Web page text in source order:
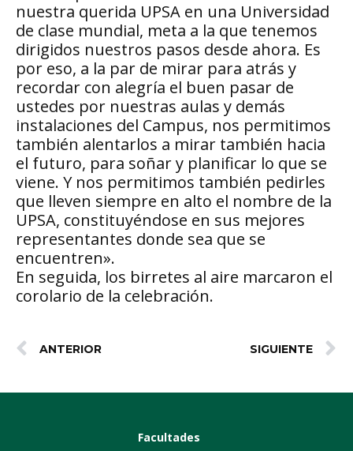
nuestra querida UPSA en una Universidad
de clase mundial, meta a la que tenemos
dirigidos nuestros pasos desde ahora. Es
por eso, a la par de mirar para atrás y
recordar con alegría el buen pasar de
ustedes por nuestras aulas y demás
instalaciones del Campus, nos permitimos
también alentarlos a mirar también hacia
el futuro, para soñar y planificar lo que se
viene. Y nos permitimos también pedirles
que lleven siempre en alto el nombre de la
UPSA, constituyéndose en sus mejores
representantes donde sea que se
encuentren».
En seguida, los birretes al aire marcaron el
corolario de la celebración.
ANTERIOR SIGUIENTE
Facultades